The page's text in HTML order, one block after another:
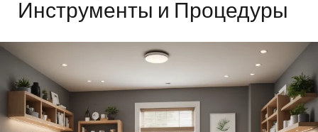
Инструменты и Процедуры